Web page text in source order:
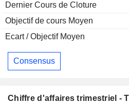
Dernier Cours de Cloture
Objectif de cours Moyen
Ecart / Objectif Moyen
Consensus
Chiffre d'affaires trimestriel -